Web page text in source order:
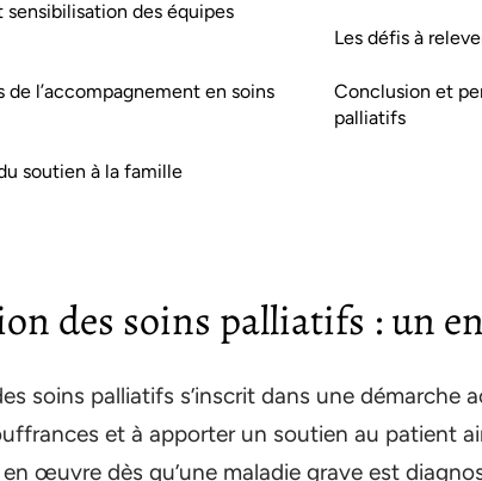
sensibilisation des équipes
de l’accompagnement en soins
soutien à la famille
Les défis à
Conclusion et
palliatifs
des soins palliatifs : un
soins palliatifs s’inscrit dans une démarche
et à apporter un soutien au patient
œuvre dès qu’une maladie grave est